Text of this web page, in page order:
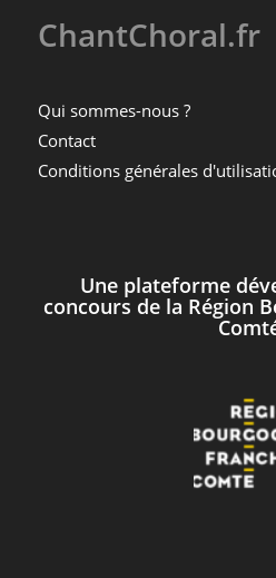
ChantChoral.fr
Qui sommes-nous ?
Contact
Conditions générales
Une plateforme
concours de la Région